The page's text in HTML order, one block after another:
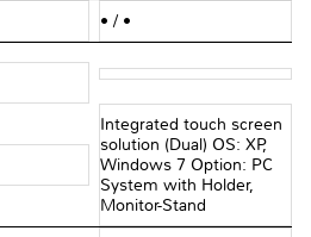
• / •
Integrated touch screen
solution (Dual) OS: XP,
Windows 7 Option: PC
System with Holder,
Monitor-Stand